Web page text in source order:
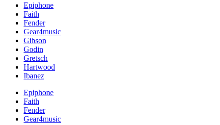
Epiphone
Faith
Fender
Gear4music
Gibson
Godin
Gretsch
Hartwood
Ibanez
Epiphone
Faith
Fender
Gear4music